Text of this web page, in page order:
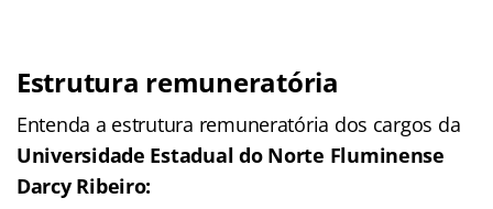
Estrutura remuneratória
Entenda a estrutura remuneratória dos cargos da
Universidade Estadual do Norte Fluminense
Darcy Ribeiro: